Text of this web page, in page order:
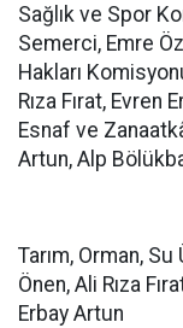
Sağlık ve Spor
Semerci, Emre
Hakları
Rıza Fırat, Evren
Esnaf ve
Artun, Alp
Tarım, Orman,
Önen, Ali Rıza
Erbay Artun